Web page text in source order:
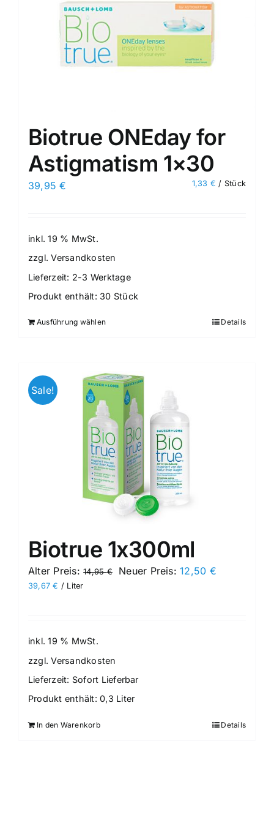
Biotrue ONEday for
Astigmatism 1×30
39,95€ 1,33 € / Stück
inkl. 19 % MwSt.
zzgl.Versandkosten
Lieferzeit: 2-3 Werktage
Produkt enthält: 30 Stück
Ausführung wählen Details
Sale!
Biotrue 1x300ml
Alter Preis: 14,95€
Ursprünglicher
Neuer Preis: 12,50 €Aktueller
39,67€ / Liter
inkl. 19 % MwSt.
zzgl.Versandkosten
Lieferzeit: Sofort Lieferbar
Produkt enthält: 0,3 Liter
In den Warenkorb Details